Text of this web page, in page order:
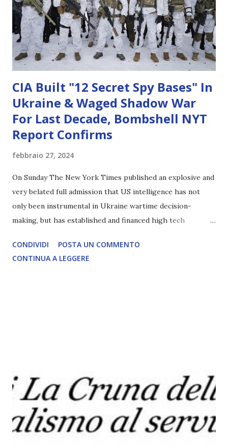
CIA Built "12 Secret Spy Bases" In
Ukraine & Waged Shadow War
For Last Decade, Bombshell NYT
Report Confirms
febbraio 27, 2024
On Sunday The New York Times published an explosive and
very belated full admission that US intelligence has not
only been instrumental in Ukraine wartime decision-
making, but has established and financed high tech
prior to the Feb. Articolo segnalato da oltre12.net LEGGI
L'ARTICOLO COMPLETO
CONDIVIDI
POSTA UN COMMENTO
CONTINUA A LEGGERE